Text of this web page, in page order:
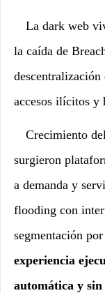
La dark web
la caída de
descentralización
accesos ilícitos y
Crecimiento
surgieron
a demanda y
flooding con
segmentación
experiencia
automática y